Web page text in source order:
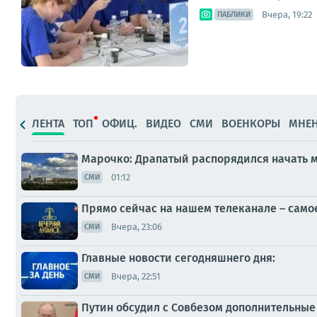
ПАБЛИКИ Вчера, 19:22
ЛЕНТА ТОП ОФИЦ. ВИДЕО СМИ ВОЕНКОРЫ
Марочко: Драпатый распорядился
СМИ 01:12
Прямо сейчас на нашем телеканале –
СМИ Вчера, 23:06
Главные новости сегодняшнего дня:
СМИ Вчера, 22:51
Путин обсудил с Совбезом